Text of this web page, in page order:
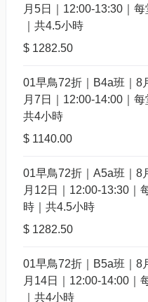
月5日｜12:00-13:30｜
｜共4.5小時
$ 1282.50
01早鳥72折｜B4a班｜8
月7日｜12:00-14:00｜每
共4小時
$ 1140.00
01早鳥72折｜A5a班｜8
月12日｜12:00-13:30｜
時｜共4.5小時
$ 1282.50
01早鳥72折｜B5a班｜8
月14日｜12:00-14:00｜
｜共4小時